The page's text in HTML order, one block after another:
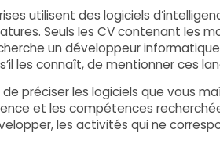
utilisent des logiciels
Seuls les CV contenant les
un développeur
les connaît, de mentionner ces
préciser les logiciels que vous
et les compétences
les activités qui ne